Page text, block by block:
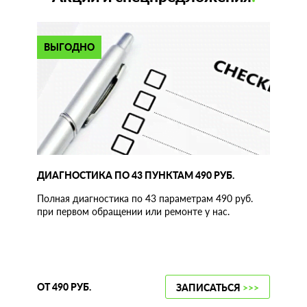
ВЫГОДНО
ДИАГНОСТИКА ПО 43 ПУНКТАМ 490 РУБ.
Полная диагностика по 43 параметрам 490 руб.
при первом обращении или ремонте у нас.
ОТ 490 РУБ. ЗАПИСАТЬСЯ >>>